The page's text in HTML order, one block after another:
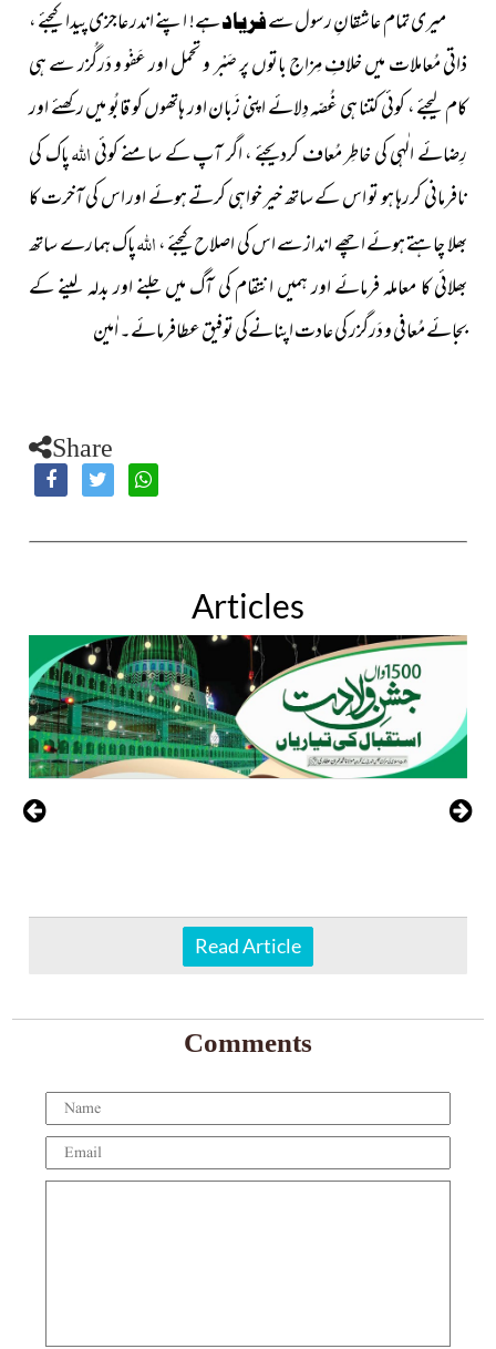
میری تمام عاشقانِ رسول سےفریادہے! اپنے اندر عاجزی پیدا کیجئے ،
ذاتی مُعاملات میں خلافِ مِزاج باتوں پر صَبْر و تحمل اور عَفْو و دَرگُزر سے ہی
کام لیجئے ، کوئی کتنا ہی غُصّہ دِلائے اپنی زَبان اور ہاتھوں کو قابُو میں رکھئے اور
رِضائے الٰہی کی خاطِر مُعاف کردیجئے ، اگر آپ کے سامنے کوئیاللہپاک کی
نافرمانی کررہا ہو تو اس کے ساتھ خیر خواہی کرتے ہوئے اور اس کی آخرت کا
بھلا چاہتے ہوئے اچھے انداز سے اس کی اصلاح کیجئے ،اللہپاک ہمارے ساتھ
بھلائی کا معاملہ فرمائے اور ہمیں انتقام کی آگ میں جلنے اور بدلہ لینے کے
بجائے مُعافی و دَرگزر کی عادت اپنانےکی توفیق عطافرمائے۔ اٰمین
Share
Articles
Read Article
Comments